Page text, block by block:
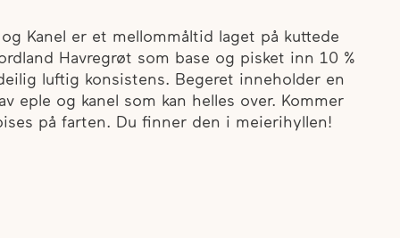
Kanel er et mellommåltid laget på kuttede
Havregrøt som base og pisket inn 10 %
luftig konsistens. Begeret inneholder en
eple og kanel som kan helles over. Kommer
på farten. Du finner den i meierihyllen!